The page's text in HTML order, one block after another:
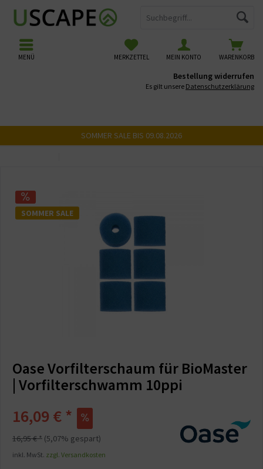
WARENKORB
MERKZETTEL MEIN KONTO
MENÜ
Bestellung widerrufen
Es gilt unsere Datenschutzerklärung
SOMMER SALE BIS 09.08.2026
SOMMER SALE
Oase Vorfilterschaum für BioMaster
| Vorfilterschwamm 10ppi
16,09 € *
16,95 € * (5,07% gespart)
inkl. MwSt. zzgl. Versandkosten